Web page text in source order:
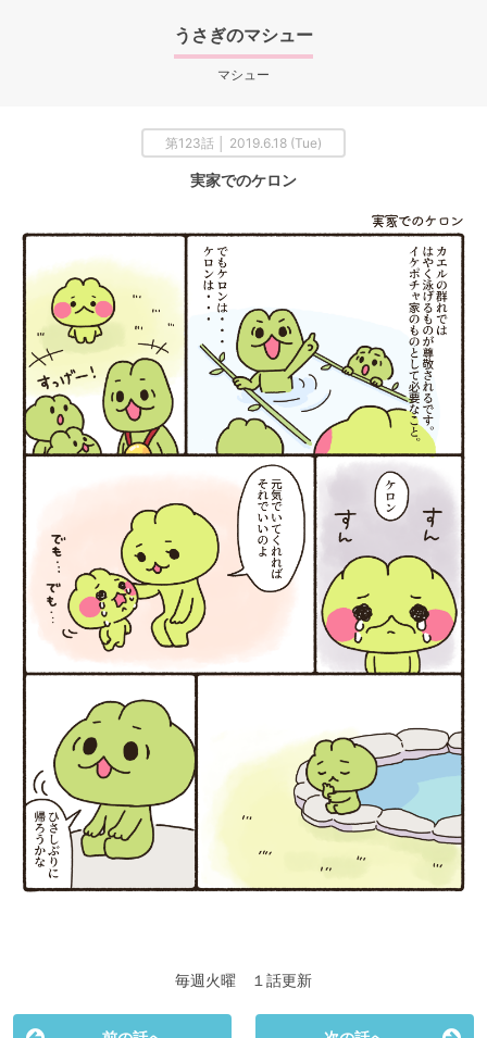
うさぎのマシュー
マシュー
第123話 │ 2019.6.18 (Tue)
実家でのケロン
毎週火曜 １話更新